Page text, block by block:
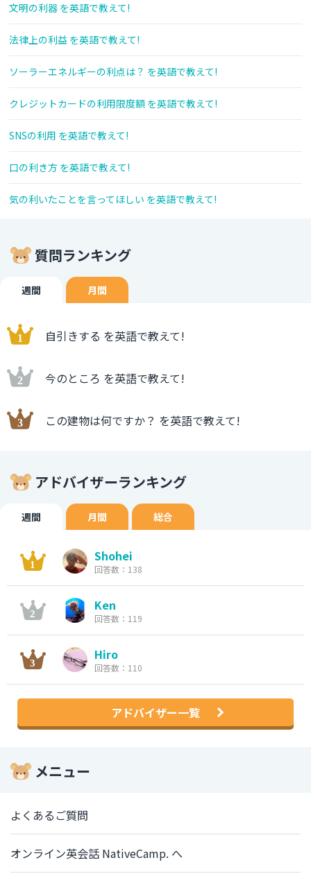
文明の利器 を英語で教えて!
法律上の利益 を英語で教えて!
ソーラーエネルギーの利点は？ を英語で教えて!
クレジットカードの利用限度額 を英語で教えて!
SNSの利用 を英語で教えて!
口の利き方 を英語で教えて!
気の利いたことを言ってほしい を英語で教えて!
質問ランキング
週間 月間
自引きする を英語で教えて!
今のところ を英語で教えて!
この建物は何ですか？ を英語で教えて!
アドバイザーランキング
週間 月間 総合
Shohei
回答数：138
Ken
回答数：119
Hiro
回答数：110
アドバイザー一覧
メニュー
よくあるご質問
オンライン英会話 NativeCamp. へ